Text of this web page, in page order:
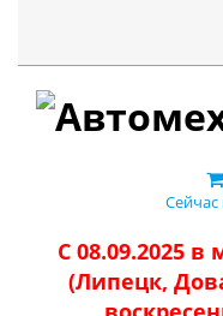
Сейчас
С 08.09.2025
(Липецк,